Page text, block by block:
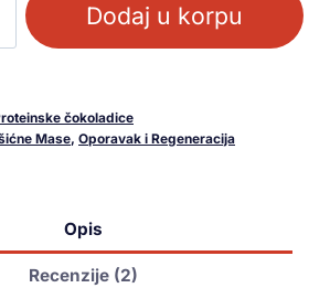
Dodaj u korpu
čokoladice
Mase, Oporavak i Regeneracija
Opis
Recenzije (2)